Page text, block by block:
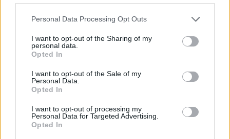
Personal Data Processing Opt Outs
I want to opt-out of the Sharing of my
personal data.
Opted In
I want to opt-out of the Sale of my
Personal Data.
Opted In
I want to opt-out of processing my
Personal Data for Targeted Advertising.
Opted In
Arhiva sondajelor